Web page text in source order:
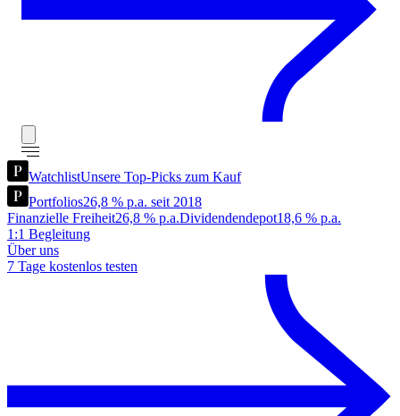
WatchlistUnsere Top-Picks zum Kauf
Portfolios26,8 % p.a. seit 2018
Finanzielle Freiheit26,8 % p.a.Dividendendepot18,6 % p.a.
1:1 Begleitung
Über uns
7 Tage kostenlos testen